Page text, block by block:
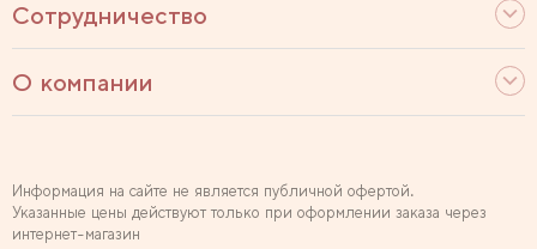
Сотрудничество
О компании
Информация на сайте не является публичной офертой.
Указанные цены действуют только при оформлении заказа через
интернет-магазин